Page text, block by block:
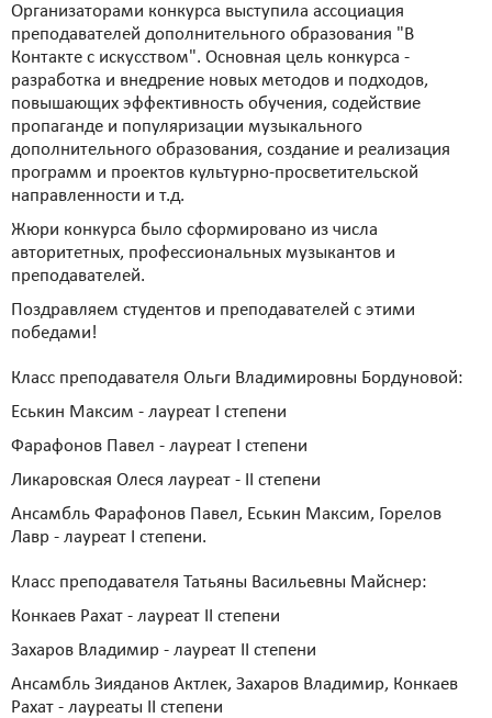
Организаторами конкурса выступила ассоциация
преподавателей дополнительного образования "В
Контакте с искусством". Основная цель конкурса -
разработка и внедрение новых методов и подходов,
повышающих эффективность обучения, содействие
пропаганде и популяризации музыкального
дополнительного образования, создание и реализация
программ и проектов культурно-просветительской
направленности и т.д.
Жюри конкурса было сформировано из числа
авторитетных, профессиональных музыкантов и
преподавателей.
Поздравляем студентов и преподавателей с этими
победами!
Класс преподавателя Ольги Владимировны Бордуновой:
Еськин Максим - лауреат I степени
Фарафонов Павел - лауреат I степени
Ликаровская Олеся лауреат - II степени
Ансамбль Фарафонов Павел, Еськин Максим, Горелов
Лавр - лауреат I степени.
Класс преподавателя Татьяны Васильевны Майснер:
Конкаев Рахат - лауреат II степени
Захаров Владимир - лауреат II степени
Ансамбль Зияданов Актлек, Захаров Владимир, Конкаев
Рахат - лауреаты II степени